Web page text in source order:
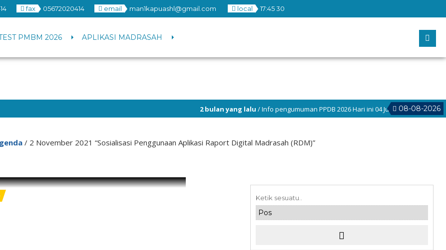
fax 05672020414 email man1kapuashl@gmail.com local 17:45 31
PMBM 2026 APLIKASI MADRASAH
08-08-2026
2 bulan yang lalu/ Info pengumuman PPDB 2026 Hari ini 04 Juni 2026 pukul (12.00 WIB)
/ 2 November 2021 “Sosialisasi Penggunaan Aplikasi Raport Digital Madrasah (RDM)”